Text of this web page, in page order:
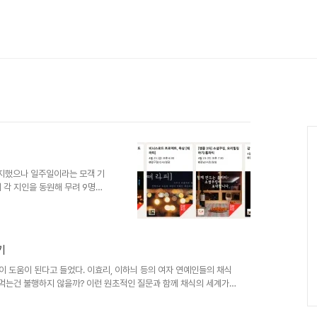
으나 일주일이라는 모객 기
지인을 동원해 무려 9명이
의 설움을 타파하고자 무려
그리고 음식이 너무
비하기에 이른다.결과는.....
움이 된다고 들었다. 이효리, 이하늬 등의 여자 연예인들의 채식
건 불행하지 않을까? 이런 원초적인 질문과 함께 채식의 세계가
마실러 노보라 소개 - 9년차 채식인 - 채식의사들의 모임 베지닥